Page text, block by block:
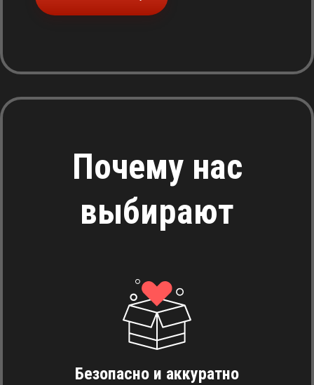
Почему нас
выбирают
Безопасно и аккуратно